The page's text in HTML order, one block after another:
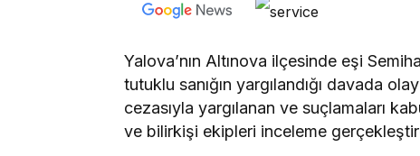
Yalova’nın Altınova ilçesinde eşi
tutuklu sanığın yargılandığı davada
cezasıyla yargılanan ve suçlamaları
ve bilirkişi ekipleri inceleme